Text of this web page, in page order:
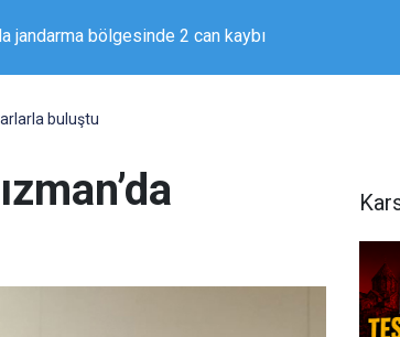
’Düğün Konvoyu’ uyarısı: "Sevinç hüzne
buluştu